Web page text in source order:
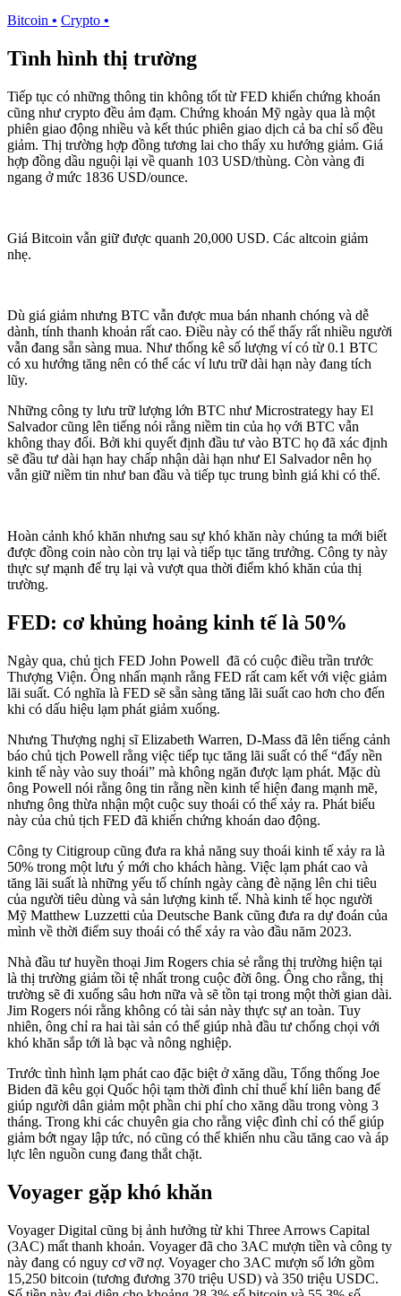
Bitcoin • Crypto •
Tình hình thị trường
Tiếp tục có những thông tin không tốt từ FED khiến chứng khoán
cũng như crypto đều ảm đạm. Chứng khoán Mỹ ngày qua là một
phiên giao động nhiều và kết thúc phiên giao dịch cả ba chỉ số đều
giảm. Thị trường hợp đồng tương lai cho thấy xu hướng giảm. Giá
hợp đồng dầu nguội lại về quanh 103 USD/thùng. Còn vàng đi
ngang ở mức 1836 USD/ounce.
Giá Bitcoin vẫn giữ được quanh 20,000 USD. Các altcoin giảm
nhẹ.
Dù giá giảm nhưng BTC vẫn được mua bán nhanh chóng và dễ
dành, tính thanh khoản rất cao. Điều này có thể thấy rất nhiều người
vẫn đang sẵn sàng mua. Như thống kê số lượng ví có từ 0.1 BTC
có xu hướng tăng nên có thể các ví lưu trữ dài hạn này đang tích
lũy.
Những công ty lưu trữ lượng lớn BTC như Microstrategy hay El
Salvador cũng lên tiếng nói rằng niềm tin của họ với BTC vẫn
không thay đổi. Bởi khi quyết định đầu tư vào BTC họ đã xác định
sẽ đầu tư dài hạn hay chấp nhận dài hạn như El Salvador nên họ
vẫn giữ niềm tin như ban đầu và tiếp tục trung bình giá khi có thể.
Hoàn cảnh khó khăn nhưng sau sự khó khăn này chúng ta mới biết
được đồng coin nào còn trụ lại và tiếp tục tăng trưởng. Công ty này
thực sự mạnh để trụ lại và vượt qua thời điểm khó khăn của thị
trường.
FED: cơ khủng hoảng kinh tế là 50%
Ngày qua, chủ tịch FED John Powell đã có cuộc điều trần trước
Thượng Viện. Ông nhấn mạnh rằng FED rất cam kết với việc giảm
lãi suất. Có nghĩa là FED sẽ sẵn sàng tăng lãi suất cao hơn cho đến
khi có dấu hiệu lạm phát giảm xuống.
Nhưng Thượng nghị sĩ Elizabeth Warren, D-Mass đã lên tiếng cảnh
báo chủ tịch Powell rằng việc tiếp tục tăng lãi suất có thể “đẩy nền
kinh tế này vào suy thoái” mà không ngăn được lạm phát. Mặc dù
ông Powell nói rằng ông tin rằng nền kinh tế hiện đang mạnh mẽ,
nhưng ông thừa nhận một cuộc suy thoái có thể xảy ra. Phát biểu
này của chủ tịch FED đã khiến chứng khoán dao động.
Công ty Citigroup cũng đưa ra khả năng suy thoái kinh tế xảy ra là
50% trong một lưu ý mới cho khách hàng. Việc lạm phát cao và
tăng lãi suất là những yếu tố chính ngày càng đè nặng lên chi tiêu
của người tiêu dùng và sản lượng kinh tế. Nhà kinh tế học người
Mỹ Matthew Luzzetti của Deutsche Bank cũng đưa ra dự đoán của
mình về thời điểm suy thoái có thể xảy ra vào đầu năm 2023.
Nhà đầu tư huyền thoại Jim Rogers chia sẻ rằng thị trường hiện tại
là thị trường giảm tồi tệ nhất trong cuộc đời ông. Ông cho rằng, thị
trường sẽ đi xuống sâu hơn nữa và sẽ tồn tại trong một thời gian dài.
Jim Rogers nói rằng không có tài sản này thực sự an toàn. Tuy
nhiên, ông chỉ ra hai tài sản có thể giúp nhà đầu tư chống chọi với
khó khăn sắp tới là bạc và nông nghiệp.
Trước tình hình lạm phát cao đặc biệt ở xăng dầu, Tổng thống Joe
Biden đã kêu gọi Quốc hội tạm thời đình chỉ thuế khí liên bang để
giúp người dân giảm một phần chi phí cho xăng dầu trong vòng 3
tháng. Trong khi các chuyên gia cho rằng việc đình chỉ có thể giúp
giảm bớt ngay lập tức, nó cũng có thể khiến nhu cầu tăng cao và áp
lực lên nguồn cung đang thắt chặt.
Voyager gặp khó khăn
Voyager Digital cũng bị ảnh hưởng từ khi Three Arrows Capital
(3AC) mất thanh khoản. Voyager đã cho 3AC mượn tiền và công ty
này đang có nguy cơ vỡ nợ. Voyager cho 3AC mượn số lớn gồm
15,250 bitcoin (tương đương 370 triệu USD) và 350 triệu USDC.